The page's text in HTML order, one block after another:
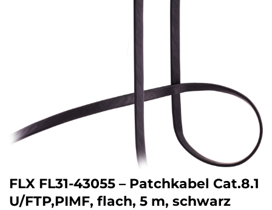
FLX FL31-43055 – Patchkabel Cat.8.1
U/FTP,PIMF, flach, 5 m, schwarz